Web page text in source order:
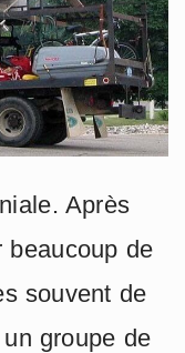
Après
beaucoup de
souvent de
groupe de